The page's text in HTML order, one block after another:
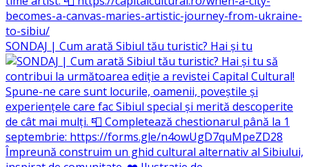
SONDAJ | Cum arată Sibiul tău turistic? Hai și tu